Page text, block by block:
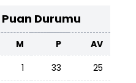
Durumu
M P
AV
1 33 25